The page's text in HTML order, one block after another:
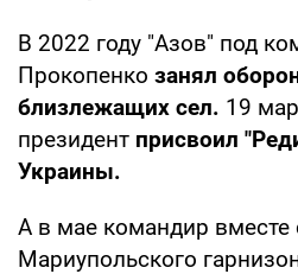
В 2022 году "Азов" под
Прокопенко занял
близлежащих сел. 19
президент присвоил
Украины.
А в мае командир вместе
Мариупольского